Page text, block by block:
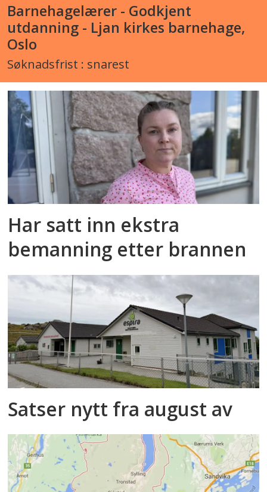
Barnehagelærer - Godkjent
utdanning - Ljan kirkes barnehage,
Oslo
Søknadsfrist : snarest
Har satt inn ekstra
bemanning etter brannen
Satser nytt fra august av